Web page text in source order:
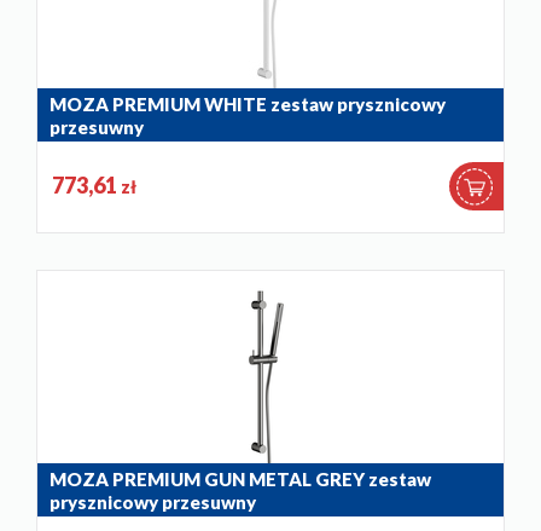
MOZA PREMIUM WHITE zestaw prysznicowy
przesuwny
773,61 zł
MOZA PREMIUM GUN METAL GREY zestaw
prysznicowy przesuwny